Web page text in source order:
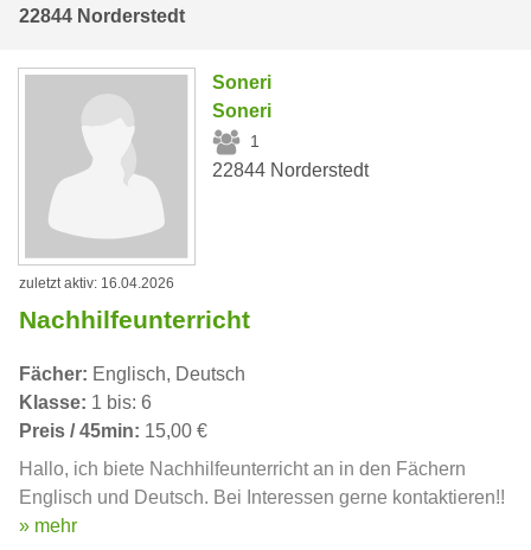
22844 Norderstedt
Soneri
Soneri
1
22844 Norderstedt
zuletzt aktiv: 16.04.2026
Nachhilfeunterricht
Fächer: Englisch, Deutsch
Klasse: 1 bis: 6
Preis / 45min: 15,00 €
Hallo, ich biete Nachhilfeunterricht an in den Fächern
Englisch und Deutsch. Bei Interessen gerne kontaktieren!!
» mehr